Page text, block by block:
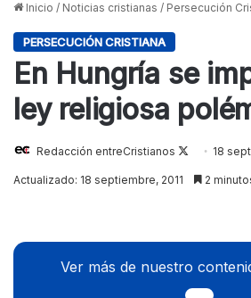
Inicio / Noticias cristianas / Persecución
PERSECUCIÓN CRISTIANA
En Hungría se
ley religiosa
Redacción entreCristianos
Follow
on
18
Actualizado: 18 septiembre, 2011 2
Ver más de nuestro